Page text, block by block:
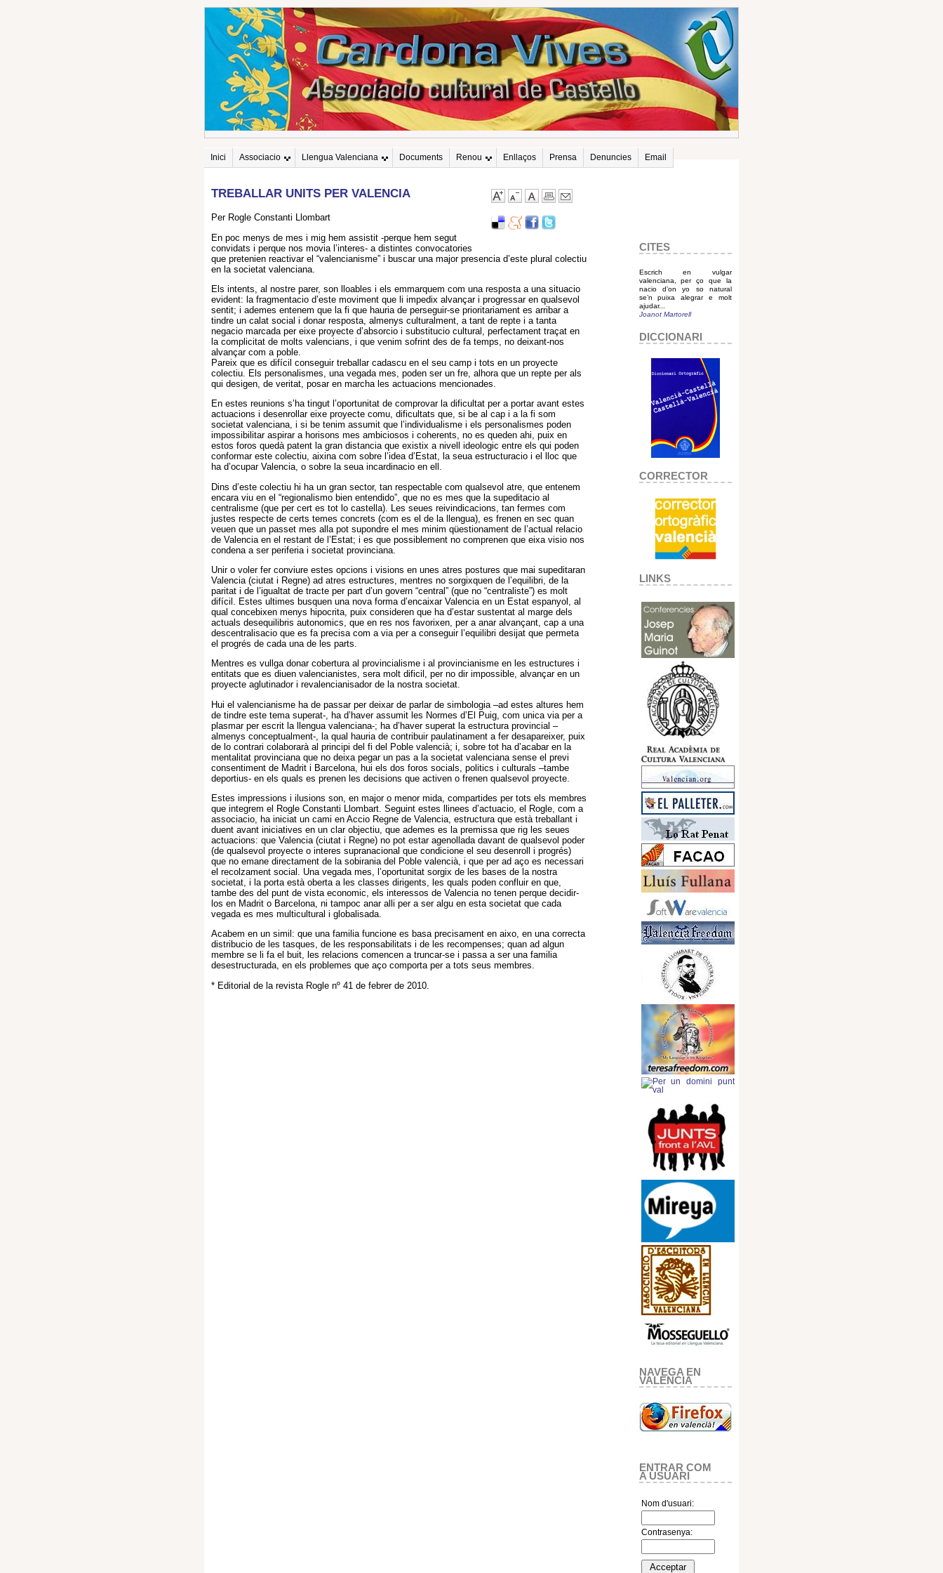
Inici Associacio Llengua Valenciana Documents Renou Enllaços Prensa Denuncies Email
TREBALLAR UNITS PER VALENCIA
Per Rogle Constanti Llombart
En poc menys de mes i mig hem assistit -perque hem segut
convidats i perque nos movia l’interes- a distintes convocatories
que pretenien reactivar el “valencianisme” i buscar una major presencia d’este plural colectiu
en la societat valenciana.
Els intents, al nostre parer, son lloables i els emmarquem com una resposta a una situacio
evident: la fragmentacio d’este moviment que li impedix alvançar i progressar en qualsevol
sentit; i ademes entenem que la fi que hauria de perseguir-se prioritariament es arribar a
tindre un calat social i donar resposta, almenys culturalment, a tant de repte i a tanta
negacio marcada per eixe proyecte d’absorcio i substitucio cultural, perfectament traçat en
la complicitat de molts valencians, i que venim sofrint des de fa temps, no deixant-nos
alvançar com a poble.
Pareix que es difícil conseguir treballar cadascu en el seu camp i tots en un proyecte
colectiu. Els personalismes, una vegada mes, poden ser un fre, alhora que un repte per als
qui desigen, de veritat, posar en marcha les actuacions mencionades.
En estes reunions s’ha tingut l’oportunitat de comprovar la dificultat per a portar avant estes
actuacions i desenrollar eixe proyecte comu, dificultats que, si be al cap i a la fi som
societat valenciana, i si be tenim assumit que l’individualisme i els personalismes poden
impossibilitar aspirar a horisons mes ambiciosos i coherents, no es queden ahi, puix en
estos foros quedà patent la gran distancia que existix a nivell ideologic entre els qui poden
conformar este colectiu, aixina com sobre l’idea d’Estat, la seua estructuracio i el lloc que
ha d’ocupar Valencia, o sobre la seua incardinacio en ell.
Dins d’este colectiu hi ha un gran sector, tan respectable com qualsevol atre, que entenem
encara viu en el “regionalismo bien entendido”, que no es mes que la supeditacio al
centralisme (que per cert es tot lo castella). Les seues reivindicacions, tan fermes com
justes respecte de certs temes concrets (com es el de la llengua), es frenen en sec quan
veuen que un passet mes alla pot supondre el mes minim qüestionament de l’actual relacio
de Valencia en el restant de l’Estat; i es que possiblement no comprenen que eixa visio nos
condena a ser periferia i societat provinciana.
Unir o voler fer conviure estes opcions i visions en unes atres postures que mai supeditaran
Valencia (ciutat i Regne) ad atres estructures, mentres no sorgixquen de l’equilibri, de la
paritat i de l’igualtat de tracte per part d’un govern “central” (que no “centraliste”) es molt
difícil. Estes ultimes busquen una nova forma d’encaixar Valencia en un Estat espanyol, al
qual concebixen menys hipocrita, puix consideren que ha d’estar sustentat al marge dels
actuals desequilibris autonomics, que en res nos favorixen, per a anar alvançant, cap a una
descentralisacio que es fa precisa com a via per a conseguir l’equilibri desijat que permeta
el progrés de cada una de les parts.
Mentres es vullga donar cobertura al provincialisme i al provincianisme en les estructures i
entitats que es diuen valencianistes, sera molt dificil, per no dir impossible, alvançar en un
proyecte aglutinador i revalencianisador de la nostra societat.
Hui el valencianisme ha de passar per deixar de parlar de simbologia –ad estes altures hem
de tindre este tema superat-, ha d’haver assumit les Normes d’El Puig, com unica via per a
plasmar per escrit la llengua valenciana-; ha d’haver superat la estructura provincial –
almenys conceptualment-, la qual hauria de contribuir paulatinament a fer desapareixer, puix
de lo contrari colaborarà al principi del fi del Poble valencià; i, sobre tot ha d’acabar en la
mentalitat provinciana que no deixa pegar un pas a la societat valenciana sense el previ
consentiment de Madrit i Barcelona, hui els dos foros socials, politics i culturals –tambe
deportius- en els quals es prenen les decisions que activen o frenen qualsevol proyecte.
Estes impressions i ilusions son, en major o menor mida, compartides per tots els membres
que integrem el Rogle Constanti Llombart. Seguint estes llinees d’actuacio, el Rogle, com a
associacio, ha iniciat un cami en Accio Regne de Valencia, estructura que està treballant i
duent avant iniciatives en un clar objectiu, que ademes es la premissa que rig les seues
actuacions: que Valencia (ciutat i Regne) no pot estar agenollada davant de qualsevol poder
(de qualsevol proyecte o interes supranacional que condicione el seu desenroll i progrés)
que no emane directament de la sobirania del Poble valencià, i que per ad aço es necessari
el recolzament social. Una vegada mes, l’oportunitat sorgix de les bases de la nostra
societat, i la porta està oberta a les classes dirigents, les quals poden confluir en que,
tambe des del punt de vista economic, els interessos de Valencia no tenen perque decidir-
los en Madrit o Barcelona, ni tampoc anar alli per a ser algu en esta societat que cada
vegada es mes multicultural i globalisada.
Acabem en un simil: que una familia funcione es basa precisament en aixo, en una correcta
distribucio de les tasques, de les responsabilitats i de les recompenses; quan ad algun
membre se li fa el buit, les relacions comencen a truncar-se i passa a ser una familia
desestructurada, en els problemes que aço comporta per a tots seus membres.
* Editorial de la revista Rogle nº 41 de febrer de 2010.
CITES
Escrich en vulgar
valenciana, per ço que la
nacio d’on yo so natural
se’n puixa alegrar e molt
ajudar...
Joanot Martorell
DICCIONARI
CORRECTOR
LINKS
NAVEGA EN
VALENCIA
ENTRAR COM
A USUARI
Nom d'usuari:
Contrasenya: